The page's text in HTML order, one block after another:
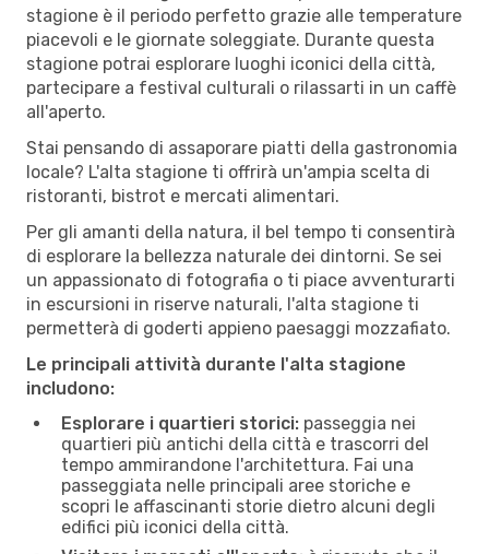
stagione è il periodo perfetto grazie alle temperature
piacevoli e le giornate soleggiate. Durante questa
stagione potrai esplorare luoghi iconici della città,
partecipare a festival culturali o rilassarti in un caffè
all'aperto.
Stai pensando di assaporare piatti della gastronomia
locale? L'alta stagione ti offrirà un'ampia scelta di
ristoranti, bistrot e mercati alimentari.
Per gli amanti della natura, il bel tempo ti consentirà
di esplorare la bellezza naturale dei dintorni. Se sei
un appassionato di fotografia o ti piace avventurarti
in escursioni in riserve naturali, l'alta stagione ti
permetterà di goderti appieno paesaggi mozzafiato.
Le principali attività durante l'alta stagione
includono:
Esplorare i quartieri storici: passeggia nei
quartieri più antichi della città e trascorri del
tempo ammirandone l'architettura. Fai una
passeggiata nelle principali aree storiche e
scopri le affascinanti storie dietro alcuni degli
edifici più iconici della città.